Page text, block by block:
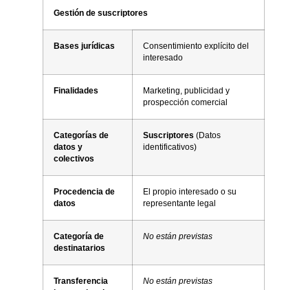
Gestión de suscriptores
Bases jurídicas
Consentimiento explícito del
interesado
Finalidades
Marketing, publicidad y
prospección comercial
Categorías de
datos y
colectivos
Suscriptores (Datos
identificativos)
Procedencia de
datos
El propio interesado o su
representante legal
Categoría de
destinatarios
No están previstas
Transferencia
No están previstas